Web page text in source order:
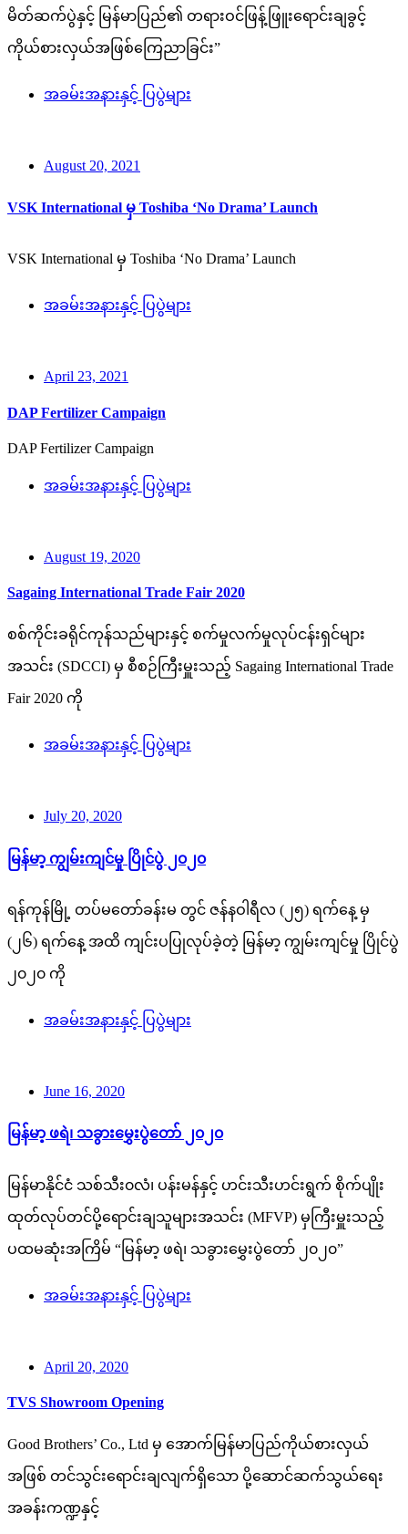
မိတ်ဆက်ပွဲနှင့် မြန်မာပြည်၏ တရားဝင်ဖြန့်ဖြူးရောင်းချခွင့်
ကိုယ်စားလှယ်အဖြစ်ကြေညာခြင်း”
အခမ်းအနားနှင့် ပြပွဲများ
August 20, 2021
VSK International မှ Toshiba ‘No Drama’ Launch
VSK International မှ Toshiba ‘No Drama’ Launch
အခမ်းအနားနှင့် ပြပွဲများ
April 23, 2021
DAP Fertilizer Campaign
DAP Fertilizer Campaign
အခမ်းအနားနှင့် ပြပွဲများ
August 19, 2020
Sagaing International Trade Fair 2020
စစ်ကိုင်းခရိုင်ကုန်သည်များနှင့် စက်မှုလက်မှုလုပ်ငန်းရှင်များ
အသင်း (SDCCI) မှ စီစဉ်ကြီးမှူးသည့် Sagaing International Trade
Fair 2020 ကို
အခမ်းအနားနှင့် ပြပွဲများ
July 20, 2020
မြန်မာ့ ကျွမ်းကျင်မှု ပြိုင်ပွဲ ၂၀၂၀
ရန်ကုန်မြို့ တပ်မတော်ခန်းမ တွင် ဇန်နဝါရီလ (၂၅) ရက်နေ့ မှ
(၂၆) ရက်နေ့ အထိ ကျင်းပပြုလုပ်ခဲ့တဲ့ မြန်မာ့ ကျွမ်းကျင်မှု ပြိုင်ပွဲ
၂၀၂၀ ကို
အခမ်းအနားနှင့် ပြပွဲများ
June 16, 2020
မြန်မာ့ ဖရဲ၊ သခွားမွှေးပွဲတော် ၂၀၂၀
မြန်မာနိုင်ငံ သစ်သီး၀လံ၊ ပန်းမန်နှင့် ဟင်းသီးဟင်းရွက် စိုက်ပျိုး
ထုတ်လုပ်တင်ပို့ရောင်းချသူများအသင်း (MFVP) မှကြီးမှူးသည့်
ပထမဆုံးအကြိမ် “မြန်မာ့ ဖရဲ၊ သခွားမွှေးပွဲတော် ၂၀၂၀”
အခမ်းအနားနှင့် ပြပွဲများ
April 20, 2020
TVS Showroom Opening
Good Brothers’ Co., Ltd မှ အောက်မြန်မာပြည်ကိုယ်စားလှယ်
အဖြစ် တင်သွင်းရောင်းချလျက်ရှိသော ပို့ဆောင်ဆက်သွယ်ရေး
အခန်းကဏ္ဍနှင့်